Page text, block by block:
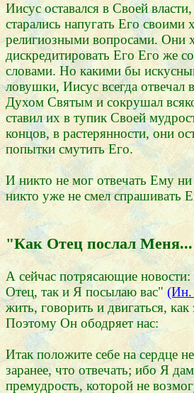
Иисус оставался в Своей
старались напугать Его своими
религиозными вопросами. Они
дискредитировать Его Его же
словами. Но какими бы
ловушки, Иисус всегда отвечал
Духом Святым и сокрушал
ставил их в тупик Своей
концов, в растерянности, они
попытки смутить Его.
И никто не мог отвечать Ему ни
никто уже не смел спрашивать
"Как Отец послал
А сейчас потрясающие
Отец, так и Я посылаю вас"(Ин.
жить, говорить и двигаться, как
Поэтому Он ободряет нас:
Итак положите себе на сердце
заранее, что отвечать; ибо Я
премудрость, которой не